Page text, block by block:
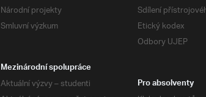
Národní projekty
Smluvní výzkum
Sdílení
Etický kodex
Odbory UJEP
Mezinárodní spolupráce
Aktuální výzvy – studenti
Pro absolventy